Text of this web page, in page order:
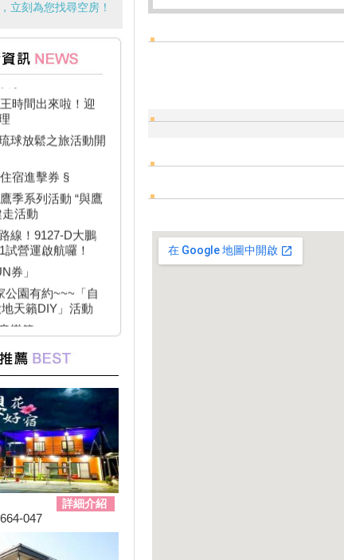
立刻為您找尋空房！
推薦，集章還有限
拿
時間出來啦！迎
球放鬆之旅活動開
宿進擊券 §
季系列活動 “與鷹
走活動
線！9127-D大鵬
試營運啟航囉！
券」
園有約~~~「自
天籟DIY」活動
樂節~
船生活節
舉辦『潮向海洋玩
冰趣 ice仲夏潮口
】
交通聯票 超夯小
賣
美食推薦】後壁湖
魚片|傳說中的百
來台新鮮生魚片|
秋冬夜市抵用卷
詳細介紹
047